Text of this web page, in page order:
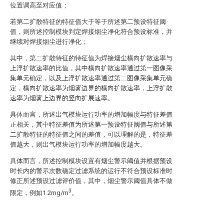
位置调高至对应值；
若第二扩散特征的特征值大于等于所述第二预设特征阈
值，则所述控制模块判定焊接烟尘净化符合预设标准，并
继续对焊接烟尘进行净化；
其中，第二扩散特征的特征值为焊接烟尘横向扩散速率与
上浮扩散速率的比值，其中横向扩散速率通过第一图像采
集单元确定，以及上浮扩散速率通过第二图像采集单元确
定，横向扩散速率为烟雾边界的横向扩散速率，上浮扩散
速率为烟雾上边界的竖向扩展速率。
具体而言，所述出气模块运行功率的增加幅度与特征差值
正相关，其中特征差值为所述第一预设特征阈值与所述第
二扩散特征的特征值之间的差值，可以理解的是，特征差
值越大，则出气模块运行功率的增加幅度越大。
具体而言，所述控制模块设置有烟尘警示阈值并根据预设
时长内的警示次数确定过滤系统的运行不符合预设标准时
修正所述预设过滤评价值，其中，烟尘警示阈值具体不做
限定，例如1.2mg/m3。